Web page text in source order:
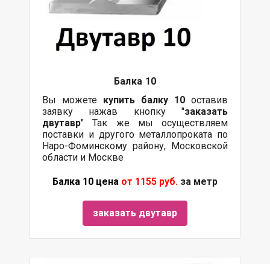
Балка 10
Вы можете купить балку 10 оставив
заявку нажав кнопку "заказать
двутавр" Так же мы осуществляем
поставки и другого металлопроката по
Наро-Фоминскому району, Московской
области и Москве
Балка 10 цена от 1155 руб. за метр
заказать двутавр